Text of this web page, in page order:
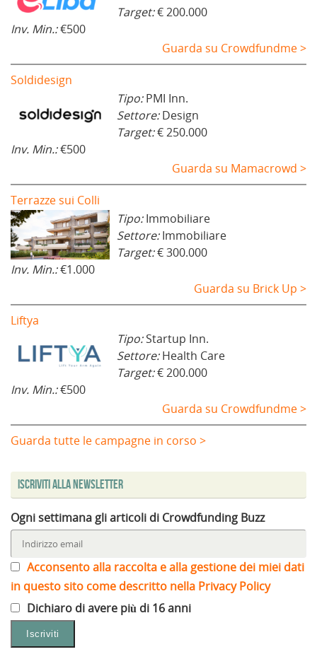
Target:€ 200.000
Inv. Min.:€500
Guarda su Crowdfundme >
Soldidesign
Tipo:PMI Inn.
Settore:Design
Target:€ 250.000
Inv. Min.:€500
Guarda su Mamacrowd >
Terrazze sui Colli
Tipo:Immobiliare
Settore:Immobiliare
Target:€ 300.000
Inv. Min.:€1.000
Guarda su Brick Up >
Liftya
Tipo:Startup Inn.
Settore:Health Care
Target:€ 200.000
Inv. Min.:€500
Guarda su Crowdfundme >
Guarda tutte le campagne in corso >
Iscriviti alla Newsletter
Ogni settimana gli articoli di Crowdfunding Buzz
Acconsento alla raccolta e alla gestione dei miei dati
in questo sito come descritto nella Privacy Policy
Dichiaro di avere più di 16 anni